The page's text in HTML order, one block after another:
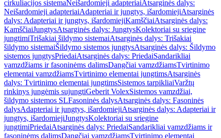
cirkuliacijos sistemaNeišardomieji adapteriaiAtsarginės dalys:
Neišardomieji adapteriaiAdapteriai ir jungtys, išardomiejiAtsarginės
dalys: Adapteriai ir jungtys, išardomiejiKamščiaiAtsarginės dalys:
KamščiaiJungtysAtsarginės dalys: JungtysKolektoriai su sriegine
jungtimiTrišakiai šildymo sistemaiAtsarginės dalys: Trišakiai
šildymo sistemaiŠildymo sistemos jungtysAtsarginės dalys: Šildymo
sistemos jungtysPriedaiAtsarginės dalys: PriedaiSandarikliai
vamzdžiams ir fasoninėms dalimsDangčiai vamzdžiamsTvirtinimo
elementai vamzdžiamsTvirtinimo elementai jungtimsAtsarginės
dalys: Tvirtinimo elementai jungtimsSistemos tarpikliaiVaržtų
rinkinys jungėmis sujungtiGeberit VolexSistemos vamzdžiai,
šildymo sistemos SLFasoninės dalysAtsarginės dalys: Fasoninės
dalysAdapteriai ir jungtys, išardomiejiAtsarginės dalys: Adapteriai ir
jungtys, išardomiejiJungtysKolektoriai su sriegine
jungtimiPriedaiAtsarginės dalys: PriedaiSandarikliai vamzdžiams ir
fasoninėms dalimsDangčiai vamzdžiamsTvirtinimo elementai